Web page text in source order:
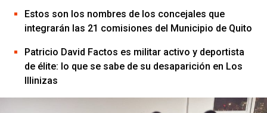
Estos son los nombres de los concejales que
integrarán las 21 comisiones del Municipio de Quito
Patricio David Factos es militar activo y deportista
de élite: lo que se sabe de su desaparición en Los
Illinizas